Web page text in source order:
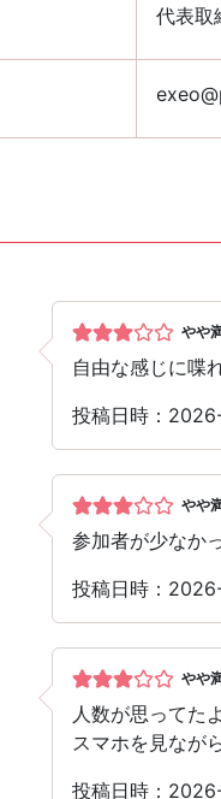
代表取
やや
自由な感じに喋
投稿日時：
やや
参加者が少なか
投稿日時：
やや
人数が思ってた
スマホを見なが
投稿日時：